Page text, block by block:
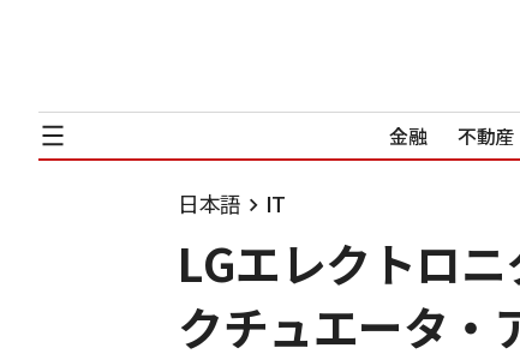
金融 不動産
日本語 IT
LGエレクトロ
クチュエータ・